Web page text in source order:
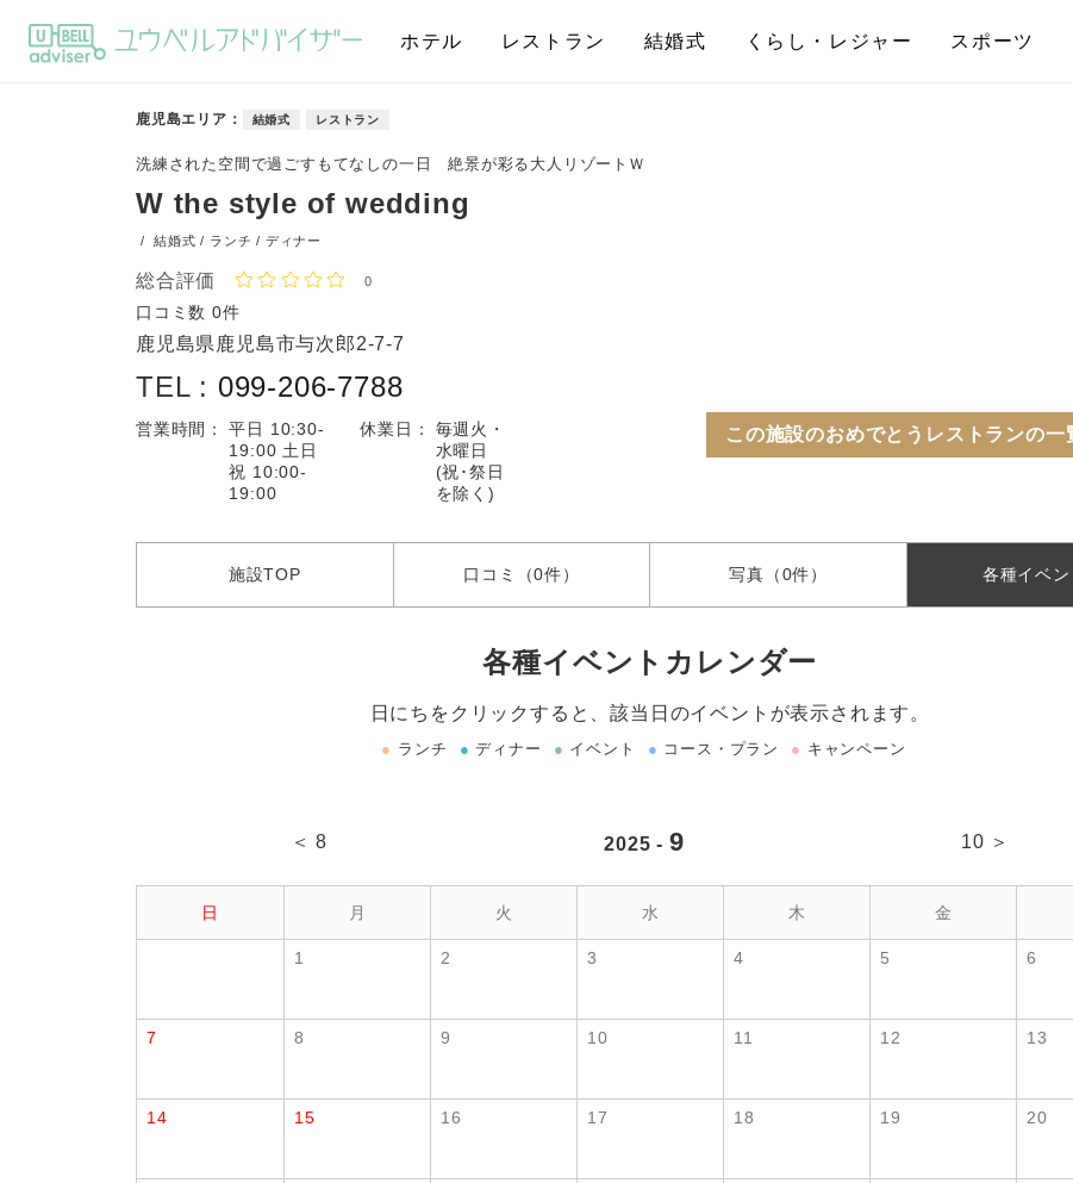
ホテル レストラン 結婚式 くらし・レジャー スポーツ
鹿児島エリア 結婚式 レストラン
洗練された空間で過ごすもてなしの一日 絶景が彩る大人リゾートＷ
W the style of wedding
/結婚式 / ランチ / ディナー
総合評価 0
口コミ数 0件
鹿児島県鹿児島市与次郎2-7-7
TEL : 099-206-7788
営業時間：
平日 10:30-
19:00 土日
祝 10:00-
19:00
休業日：
毎週火・
水曜日
(祝･祭日
を除く)
この施設のおめでとうレストランの一
施設TOP 口コミ （0件） 写真 （0件） 各種イベン
各種イベントカレンダー
日にちをクリックすると、該当日のイベントが表示されます。
● ランチ ● ディナー ● イベント ● コース・プラン ● キャンペーン
＜ 8 2025 - 9 10 ＞
日 月 火 水 木 金
1 2 3 4 5 6
7 8 9 10 11 12 13
14 15 16 17 18 19 20